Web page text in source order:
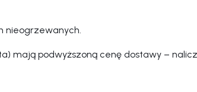
nieogrzewanych.
mają podwyższoną cenę dostawy –